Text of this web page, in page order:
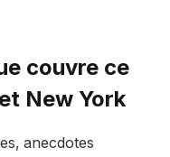
couvre ce
New York
anecdotes